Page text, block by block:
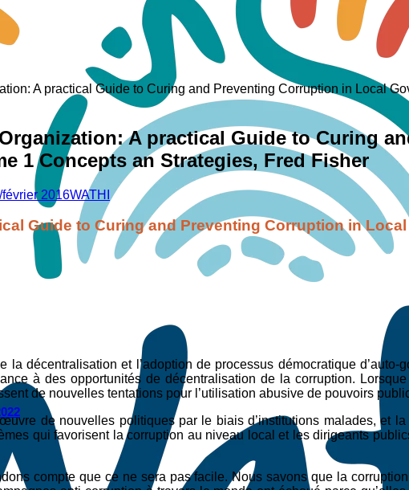
A practical Guide to Curing and Preventing Corruption in Local
A practical Guide to Curing
1 Concepts an Strategies, Fred Fisher
2016WATHI
Guide to Curing and Preventing Corruption in
décentralisation et l’adoption de processus démocratique
à des opportunités de décentralisation de la corruption.
de nouvelles tentations pour l’utilisation abusive de pouvoirs
de nouvelles politiques par le biais d’institutions malades, et
qui favorisent la corruption au niveau local et les dirigeants
compte que ce ne sera pas facile. Nous savons que la